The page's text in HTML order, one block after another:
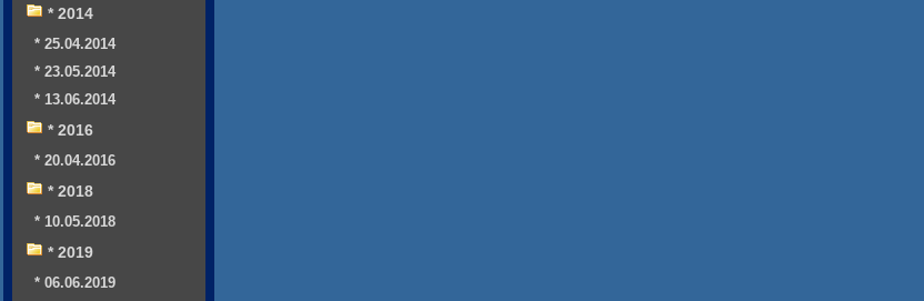
* 2014
* 25.04.2014
* 23.05.2014
* 13.06.2014
* 2016
* 20.04.2016
* 2018
* 10.05.2018
* 2019
* 06.06.2019